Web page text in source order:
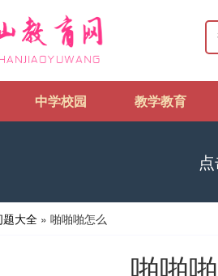
中学校园 教学教育
题大全 » 啪啪啪怎么
啪啪